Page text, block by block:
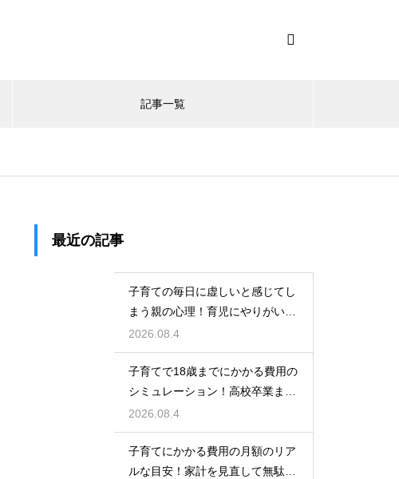
記事一覧
最近の記事
子育ての毎日に虚しいと感じてし
まう親の心理！育児にやりがいを
見出して自分自身の人生も豊かに
生きるための考え方
2026.08.4
子育てで18歳までにかかる費用の
シミュレーション！高校卒業まで
の教育資金を賢く準備して経済的
な不安を解消する
2026.08.4
子育てにかかる費用の月額のリア
ルな目安！家計を見直して無駄な